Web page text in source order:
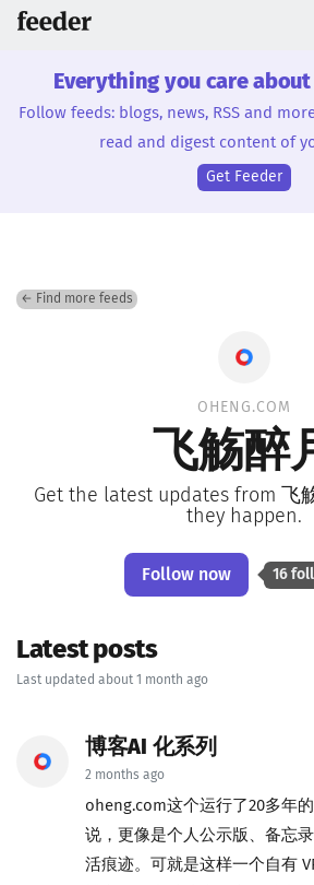
Everything you care
Follow feeds: blogs, news, RSS and
read and digest content of
Get Feeder
← Find more feeds
OHENG.COM
飞觞醉
Get the latest updates from 飞
they happen.
Follow now 16
Latest posts
Last updated about 1 month ago
博客AI 化系列
2 months ago
oheng.com这个运行了20多年
说，更像是个人公示版、备忘
活痕迹。可就是这样一个自有